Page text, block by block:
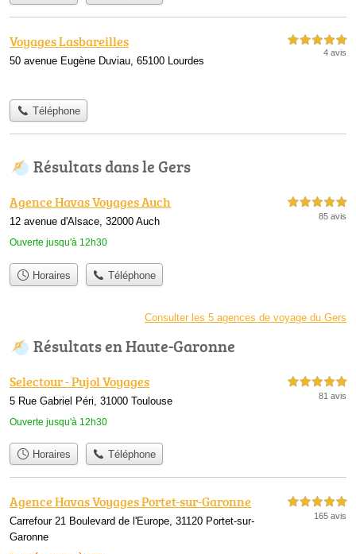
Voyages Lasbareilles
50 avenue Eugène Duviau, 65100 Lourdes
5,0 étoiles sur 5
4 avis
Téléphone
Résultats dans le Gers
Agence Havas Voyages Auch
12 avenue d'Alsace, 32000 Auch
Ouverte jusqu'à 12h30
5,0 étoiles sur 5
85 avis
Horaires Téléphone
Consulter les 5 agences de voyage du Gers
Résultats en Haute-Garonne
Selectour - Pujol Voyages
5 Rue Gabriel Péri, 31000 Toulouse
Ouverte jusqu'à 12h30
5,0 étoiles sur 5
81 avis
Horaires Téléphone
Agence Havas Voyages Portet-sur-Garonne
Carrefour 21 Boulevard de l'Europe, 31120 Portet-sur-
Garonne
5,0 étoiles sur 5
165 avis